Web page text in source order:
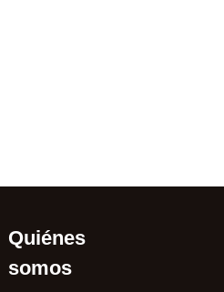
Quiénes
somos